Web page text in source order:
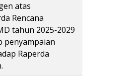
atas
Rencana
tahun 2025-2029
penyampaian
Raperda